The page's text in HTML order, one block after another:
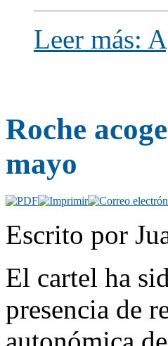
Leer más:
Roche
mayo
Escrito por
El cartel ha
presencia de